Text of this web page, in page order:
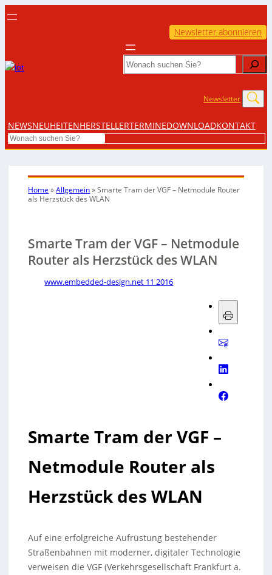
Newsletter abonnieren
Search
Newsletter
NEWSNEUHEITENHERSTELLERTERMINEDOWNLOADKONTAKT
Search
Home »Allgemein»Smarte Tram der VGF – Netmodule Router
als Herzstück des WLAN
Smarte Tram der VGF – Netmodule
Router als Herzstück des WLAN
www.embedded-design.net 11 2016
Smarte Tram der VGF –
Netmodule Router als
Herzstück des WLAN
Auf eine erfolgreiche Aufrüstung bestehender
Straßenbahnen mit moderner, digitaler Technologie
verweisen die VGF (Verkehrsgesellschaft Frankfurt a.